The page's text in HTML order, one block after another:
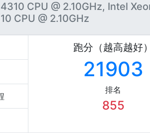
CPU @ 2.10GHz, Intel
CPU @ 2.10GHz
跑分（越高越好
21903
排名
855